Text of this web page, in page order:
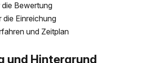
die Bewertung
die Einreichung
und Zeitplan
und Hintergrund